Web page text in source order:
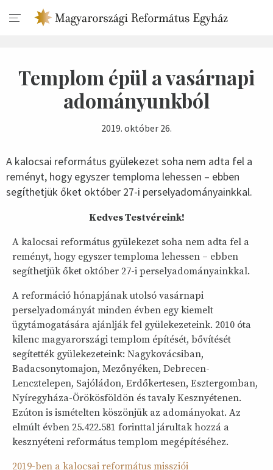
Templom épül a vasárnapi
adományunkból
2019. október 26.
A kalocsai református gyülekezet soha nem adta fel a
reményt, hogy egyszer temploma lehessen – ebben
segíthetjük őket október 27-i perselyadományainkkal.
Kedves Testvéreink!
A kalocsai református gyülekezet soha nem adta fel a
reményt, hogy egyszer temploma lehessen – ebben
segíthetjük őket október 27-i perselyadományainkkal.
A reformáció hónapjának utolsó vasárnapi
perselyadományát minden évben egy kiemelt
ügytámogatására ajánlják fel gyülekezeteink. 2010 óta
kilenc magyarországi templom építését, bővítését
segítették gyülekezeteink: Nagykovácsiban,
Badacsonytomajon, Mezőnyéken, Debrecen-
Lencztelepen, Sajóládon, Erdőkertesen, Esztergomban,
Nyíregyháza-Örökösföldön és tavaly Kesznyétenen.
Ezúton is ismételten köszönjük az adományokat. Az
elmúlt évben 25.422.581 forinttal járultak hozzá a
kesznyéteni református templom megépítéséhez.
2019-ben a kalocsai református missziói